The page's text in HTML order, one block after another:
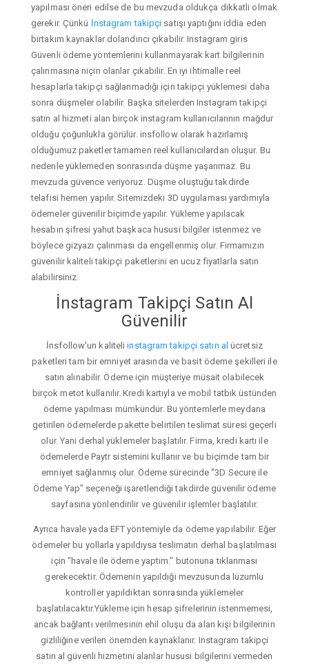
yapılması öneri edilse de bu mevzuda oldukça dikkatli olmak
gerekir. Çünkü İnstagram takipçi satışı yaptığını iddia eden
birtakım kaynaklar dolandırıcı çıkabilir. Instagram giris
Güvenli ödeme yöntemlerini kullanmayarak kart bilgilerinin
çalınmasına niçin olanlar çıkabilir. En iyi ihtimalle reel
hesaplarla takipçi sağlanmadığı için takipçi yüklemesi daha
sonra düşmeler olabilir. Başka sitelerden Instagram takipçi
satın al hizmeti alan birçok instagram kullanıcılarının mağdur
olduğu çoğunlukla görülür. insfollow olarak hazırlamış
olduğumuz paketler tamamen reel kullanıcılardan oluşur. Bu
nedenle yüklemeden sonrasında düşme yaşanmaz. Bu
mevzuda güvence veriyoruz. Düşme oluştuğu takdirde
telafisi hemen yapılır. Sitemizdeki 3D uygulaması yardımıyla
ödemeler güvenilir biçimde yapılır. Yükleme yapılacak
hesabın şifresi yahut başkaca hususi bilgiler istenmez ve
böylece gizyazı çalınması da engellenmiş olur. Firmamızın
güvenilir kaliteli takipçi paketlerini en ucuz fiyatlarla satın
alabilirsiniz.
İnstagram Takipçi Satın Al
Güvenilir
İnsfollow'un kaliteliinstagram takipçi satın al ücretsiz
paketleri tam bir emniyet arasında ve basit ödeme şekilleri ile
satın alınabilir. Ödeme için müşteriye müsait olabilecek
birçok metot kullanılır. Kredi kartıyla ve mobil tatbik üstünden
ödeme yapılması mümkündür. Bu yöntemlerle meydana
getirilen ödemelerde pakette belirtilen teslimat süresi geçerli
olur. Yani derhal yüklemeler başlatılır. Firma, kredi kartı ile
ödemelerde Paytr sistemini kullanır ve bu biçimde tam bir
emniyet sağlanmış olur. Ödeme sürecinde "3D Secure ile
Ödeme Yap" seçeneği işaretlendiği takdirde güvenilir ödeme
sayfasına yönlendirilir ve güvenilir işlemler başlatılır.
Ayrıca havale yada EFT yöntemiyle da ödeme yapılabilir. Eğer
ödemeler bu yollarla yapıldıysa teslimatın derhal başlatılması
için "havale ile ödeme yaptım." butonuna tıklanması
gerekecektir. Ödemenin yapıldığı mevzusunda lüzumlu
kontroller yapıldıktan sonrasında yüklemeler
başlatılacaktır.Yükleme için hesap şifrelerinin istenmemesi,
ancak bağlantı verilmesinin ehil oluşu da alan kişi bilgilerinin
gizliliğine verilen önemden kaynaklanır. Instagram takipçi
satın al güvenli hizmetini alanlar hususi bilgilerini vermeden